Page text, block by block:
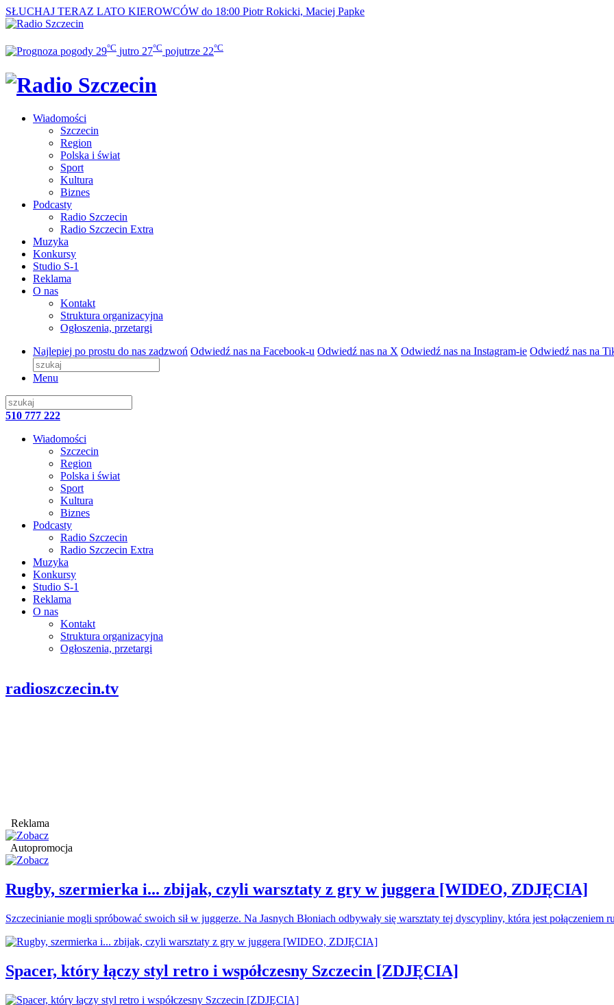
SŁUCHAJ TERAZ LATO KIEROWCÓW do 18:00 Piotr Rokicki, Maciej Papke
29°C jutro 27°C pojutrze 22°C
Wiadomości
Szczecin
Region
Polska i świat
Sport
Kultura
Biznes
Podcasty
Radio Szczecin
Radio Szczecin Extra
Muzyka
Konkursy
Studio S-1
Reklama
O nas
Kontakt
Struktura organizacyjna
Ogłoszenia, przetargi
Najlepiej po prostu do nas zadzwoń Odwiedź nas na Facebook-u Odwiedź nas na X Odwiedź nas na Instagram-ie Odwiedź nas na
Menu
510 777 222
Wiadomości
Szczecin
Region
Polska i świat
Sport
Kultura
Biznes
Podcasty
Radio Szczecin
Radio Szczecin Extra
Muzyka
Konkursy
Studio S-1
Reklama
O nas
Kontakt
Struktura organizacyjna
Ogłoszenia, przetargi
radioszczecin.tv
Reklama
Autopromocja
Rugby, szermierka i... zbijak, czyli warsztaty z gry w juggera [WIDEO, ZDJĘCIA]
Szczecinianie mogli spróbować swoich sił w juggerze. Na Jasnych Błoniach odbywały się warsztaty tej dyscypliny, która jest połączeniem
Spacer, który łączy styl retro i współczesny Szczecin [ZDJĘCIA]